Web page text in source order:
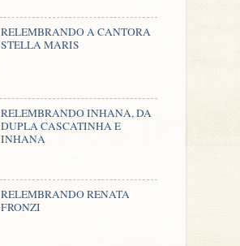
RELEMBRANDO A CANTORA
STELLA MARIS
RELEMBRANDO INHANA, DA
DUPLA CASCATINHA E
INHANA
RELEMBRANDO RENATA
FRONZI